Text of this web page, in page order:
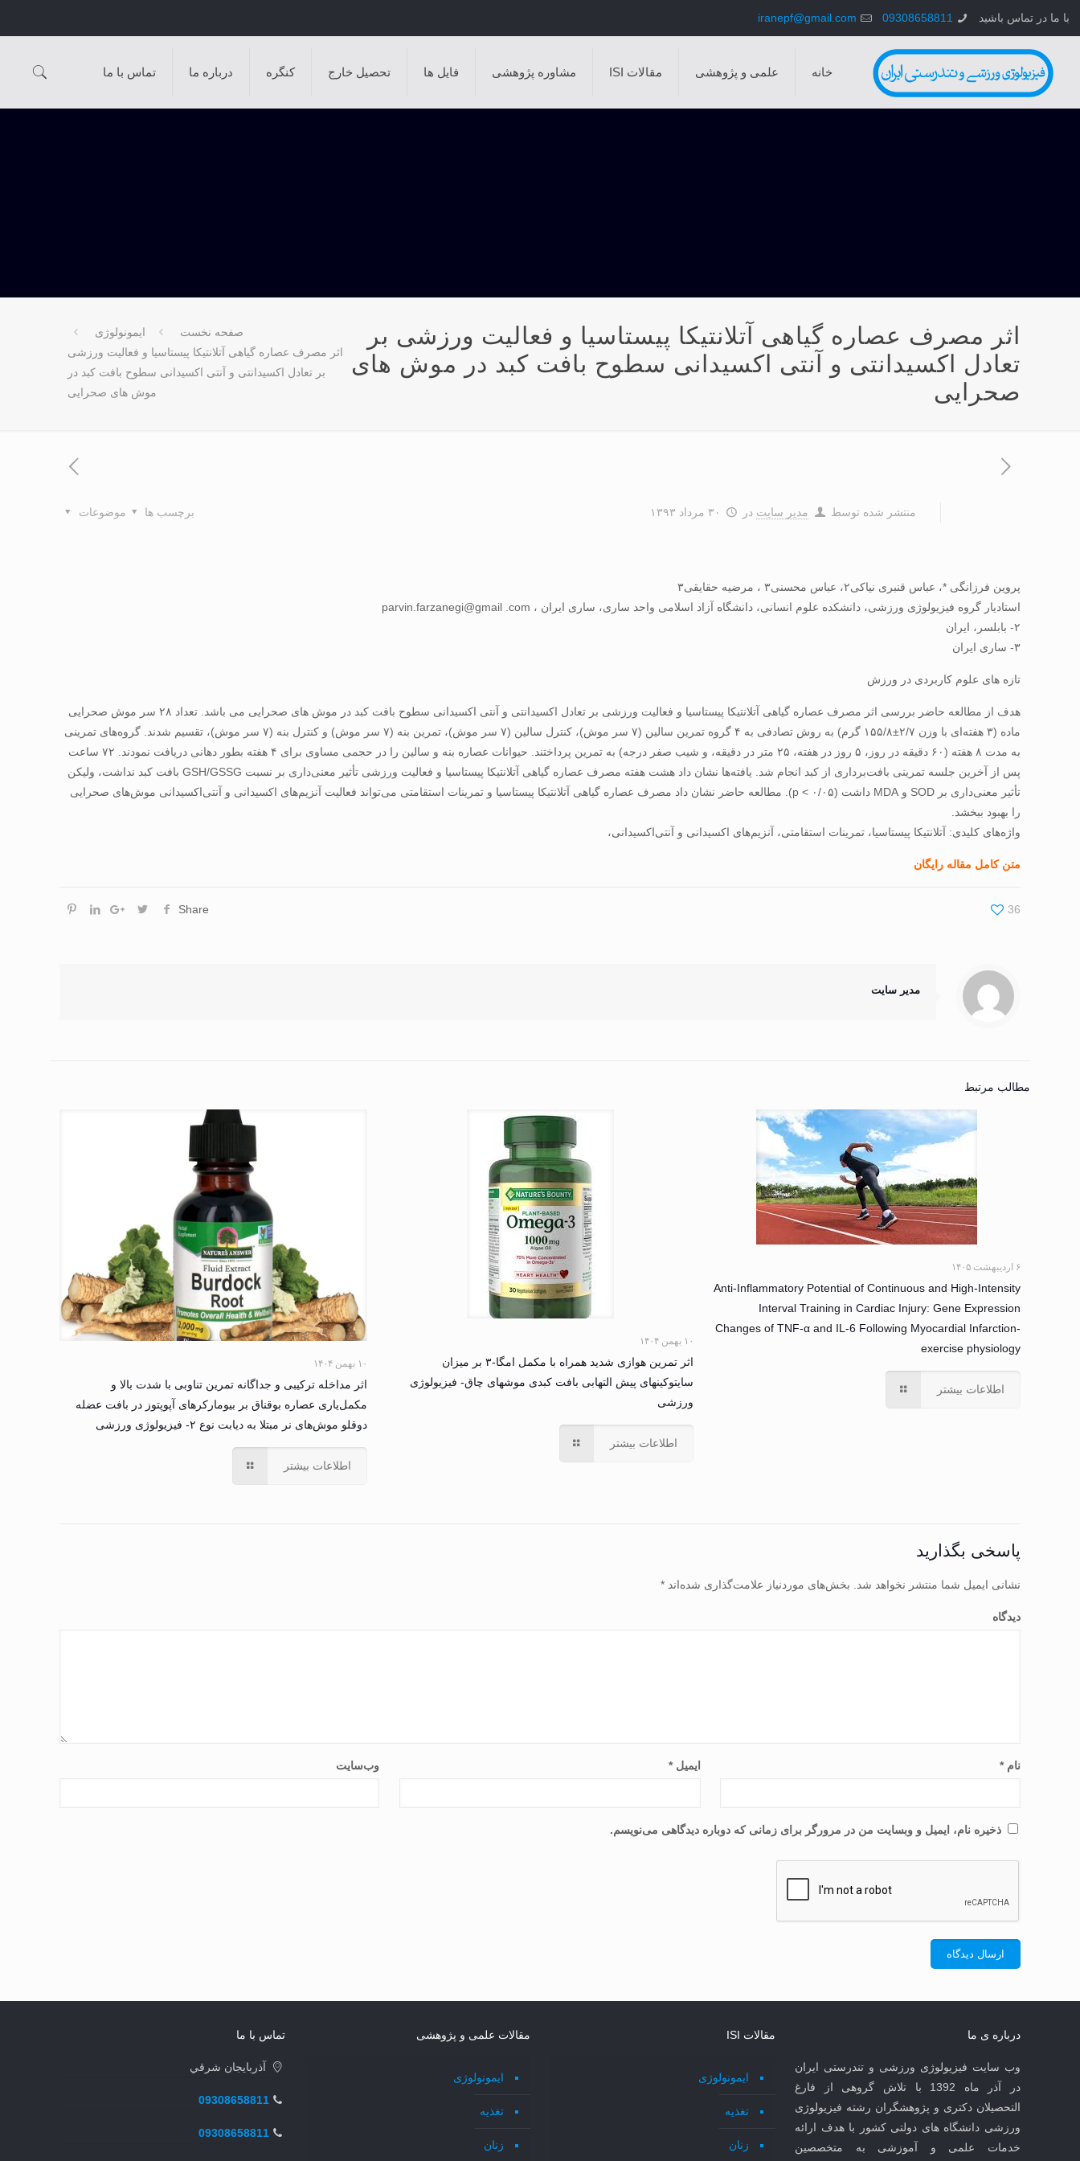
با ما در تماس باشید 09308658811
iranepf@gmail.com
خانه علمی و پژوهشی مقالات ISI مشاوره پژوهشی فایل ها تحصیل خارج کنگره درباره ما تماس با ما
اثر مصرف عصاره گياهی آتلانتيکا پيستاسيا و فعاليت ورزشی بر
تعادل اکسيدانتی و آنتی اکسيدانی سطوح بافت کبد در موش های
صحرايی
صفحه نخست
ایمونولوژی
اثر مصرف عصاره گياهی آتلانتيکا پيستاسيا و فعاليت ورزشی
بر تعادل اکسيدانتی و آنتی اکسيدانی سطوح بافت کبد در
موش های صحرايی
منتشر شده توسط مدیر سایت در ۳۰ مرداد ۱۳۹۳ موضوعات برچسب ها
پروين فرزانگی *، عباس قنبری نياکی۲، عباس محسنی۳ ، مرضيه حقايقی۳
استاديار گروه فيزيولوژی ورزشی، دانشکده علوم انسانی، دانشگاه آزاد اسلامی واحد ساری، ساری ايران ، parvin.farzanegi@gmail .com
۲- بابلسر، ايران
۳- ساری ايران
تازه های علوم کاربردی در ورزش
هدف از مطالعه حاضر بررسی اثر مصرف عصاره گياهی آتلانتيکا پيستاسيا و فعاليت ورزشی بر تعادل اکسيدانتی و آنتی اکسيدانی سطوح بافت کبد در موش های صحرايی می باشد. تعداد ۲۸ سر موش صحرايی
ماده (۳ هفته‌ای با وزن ۲/۷±۱۵۵/۸ گرم) به روش تصادفی به ۴ گروه تمرين سالين (۷ سر موش)، کنترل سالين (۷ سر موش)، تمرين بنه (۷ سر موش) و کنترل بنه (۷ سر موش)، تقسيم شدند. گروه‌های تمرينی
به مدت ۸ هفته (۶۰ دقيقه در روز، ۵ روز در هفته، ۲۵ متر در دقيقه، و شيب صفر درجه) به تمرين پرداختند. حيوانات عصاره بنه و سالين را در حجمی مساوی برای ۴ هفته بطور دهانی دريافت نمودند. ۷۲ ساعت
پس از آخرين جلسه تمرينی بافت‌برداری از کبد انجام شد. يافته‌ها نشان داد هشت هفته مصرف عصاره گياهی آتلانتيکا پيستاسيا و فعاليت ورزشی تأثير معنی‌داری بر نسبت GSH/GSSG بافت کبد نداشت، وليکن
تأثير معنی‌داری بر SOD و MDA داشت (۰/۰۵ > p). مطالعه حاضر نشان داد مصرف عصاره گياهی آتلانتيکا پيستاسيا و تمرينات استقامتی می‌تواند فعاليت آنزيم‌های اکسيدانی و آنتی‌اکسيدانی موش‌های صحرايی
را بهبود ببخشد.
واژه‌های کلیدی: آتلانتيکا پيستاسيا، تمرينات استقامتی، آنزيم‌های اکسيدانی و آنتی‌اکسيدانی،
متن کامل مقاله رایگان
Share 36
مدیر سایت
مطالب مرتبط
۶ اردیبهشت ۱۴۰۵
Anti-Inflammatory Potential of Continuous and High-Intensity
Interval Training in Cardiac Injury: Gene Expression
Changes of TNF-α and IL-6 Following Myocardial Infarction-
exercise physiology
اطلاعات بیشتر
۱۰ بهمن ۱۴۰۴
اثر تمرین هوازی شدید همراه با مکمل امگا-۳ بر میزان
سایتوکینهای پیش التهابی بافت کبدی موشهای چاق- فیزیولوژی
ورزشی
اطلاعات بیشتر
۱۰ بهمن ۱۴۰۴
اثر مداخله ترکیبی و جداگانه تمرین تناوبی با شدت بالا و
مکمل‌یاری عصاره بوقناق بر بیومارکرهای آپوپتوز در بافت عضله
دوقلو موش‌های نر مبتلا به دیابت نوع ۲- فیزیولوژی ورزشی
اطلاعات بیشتر
پاسخی بگذارید
نشانی ایمیل شما منتشر نخواهد شد. بخش‌های موردنیاز علامت‌گذاری شده‌اند*
دیدگاه
نام* ایمیل* وب‌سایت
ذخیره نام، ایمیل و وبسایت من در مرورگر برای زمانی که دوباره دیدگاهی می‌نویسم.
درباره ی ما
وب سایت فیزیولوژی ورزشی و تندرستی ایران
در آذر ماه 1392 با تلاش گروهی از فارغ
التحصیلان دکتری و پژوهشگران رشته فیزیولوژی
ورزشی دانشگاه های دولتی کشور با هدف ارائه
خدمات علمی و آموزشی به متخصصین
مقالات ISI
ایمونولوژی
تغذیه
زنان
مقالات علمی و پژوهشی
ایمونولوژی
تغذیه
زنان
تماس با ما
آذربايجان شرقي
09308658811
09308658811